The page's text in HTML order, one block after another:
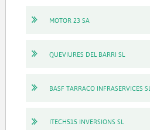
MOTOR 23 SA
QUEVIURES DEL BARRI SL
BASF TARRACO INFRASERVICES SL
ITECH515 INVERSIONS SL